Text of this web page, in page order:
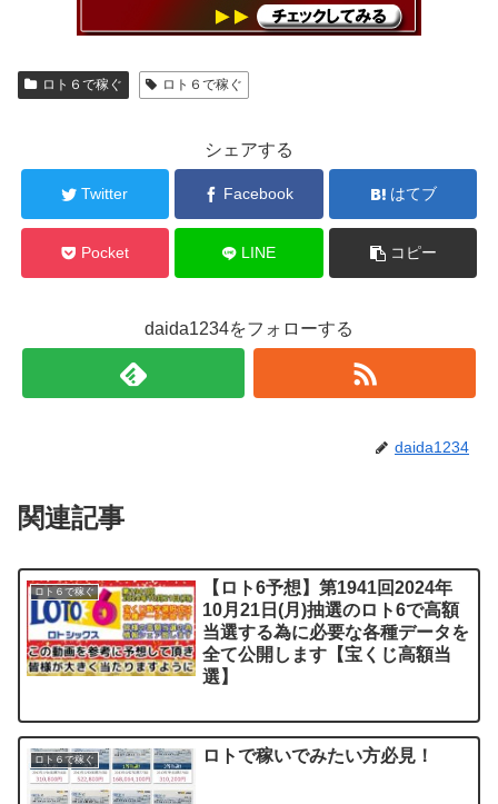
ロト６で稼ぐ ロト６で稼ぐ
シェアする
Twitter Facebook はてブ
Pocket LINE コピー
daida1234をフォローする
daida1234
関連記事
ロト６で稼ぐ
【ロト6予想】第1941回2024年
10月21日(月)抽選のロト6で高額
当選する為に必要な各種データを
全て公開します【宝くじ高額当
選】
ロト６で稼ぐ ロトで稼いでみたい方必見！